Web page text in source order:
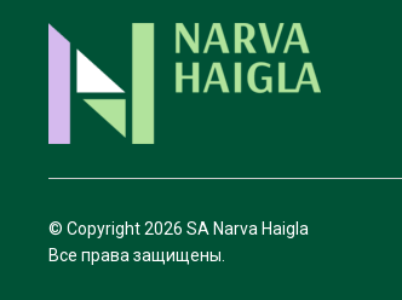
© Copyright2026 SA Narva Haigla
Все права защищены.